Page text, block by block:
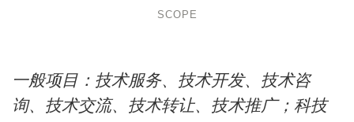
SCOPE
一般项目：技术服务、技术开发、技术咨
询、技术交流、技术转让、技术推广；科技